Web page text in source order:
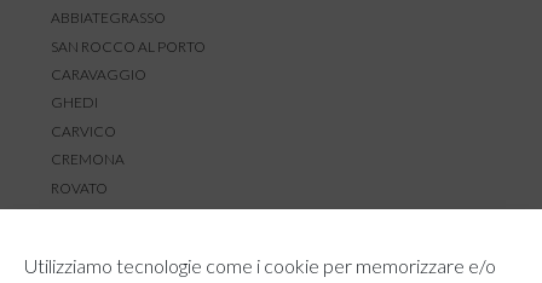
Utilizziamo tecnologie come i cookie per memorizzare e/o
ABBIATEGRASSO
SAN ROCCO AL PORTO
CARAVAGGIO
GHEDI
CARVICO
CREMONA
ROVATO